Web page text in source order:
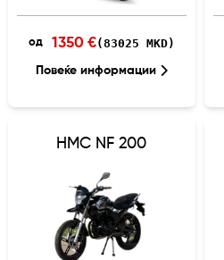
Повеќе информации
од 1350 €(83025 MKD)
HMC NF 200